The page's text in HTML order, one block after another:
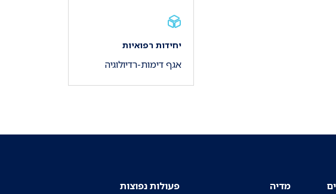
יחידות רפואיות
אגף דימות-רדיולוגיה
מדיה פעולות נפוצות